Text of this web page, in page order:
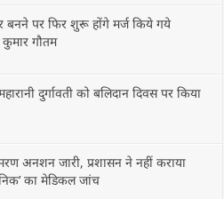
बनने पर फिर शुरू होंगे मर्ज किये गये
कुमार गौतम
दुर्गावती को बलिदान दिवस पर किया
अनशन जारी, प्रशासन ने नहीं कराया
का मेडिकल जांच